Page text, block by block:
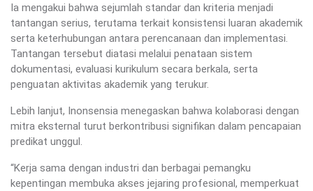
Ia mengakui bahwa sejumlah standar dan kriteria menjadi
tantangan serius, terutama terkait konsistensi luaran akademik
serta keterhubungan antara perencanaan dan implementasi.
Tantangan tersebut diatasi melalui penataan sistem
dokumentasi, evaluasi kurikulum secara berkala, serta
penguatan aktivitas akademik yang terukur.
Lebih lanjut, Inonsensia menegaskan bahwa kolaborasi dengan
mitra eksternal turut berkontribusi signifikan dalam pencapaian
predikat unggul.
“Kerja sama dengan industri dan berbagai pemangku
kepentingan membuka akses jejaring profesional, memperkuat